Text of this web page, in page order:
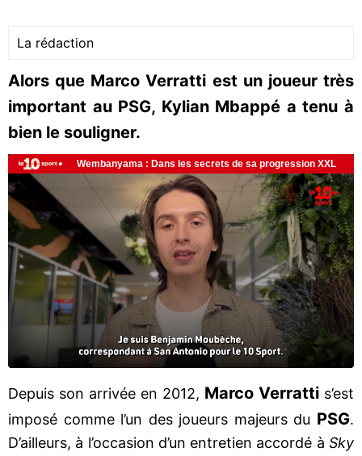
La rédaction
Alors que Marco Verratti est un joueur très
important au PSG, Kylian Mbappé a tenu à
bien le souligner.
Depuis son arrivée en 2012, Marco Verratti s’est
imposé comme l’un des joueurs majeurs du PSG.
D’ailleurs, à l’occasion d’un entretien accordé à Sky